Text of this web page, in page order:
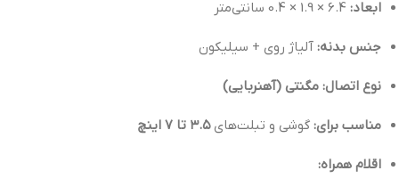
ابعاد:
جنس بدنه: آلیاژ روی + سیلیکون
نوع اتصال: مگنتی (آهنربایی)
مناسب برای: گوشی‌ و تبلت‌های۳.۵ تا ۷ اینچ
اقلام همراه: